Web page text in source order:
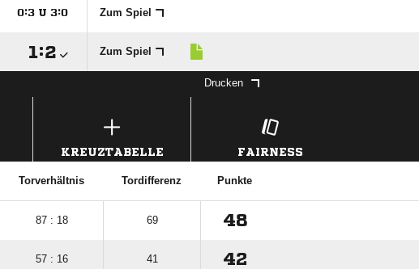
: U: Zum Spiel
: Zum Spiel
Drucken
KREUZTABELLE FAIRNESS
Torverhältnis Tordifferenz Punkte
87 : 18 69 48
57 : 16 41 42